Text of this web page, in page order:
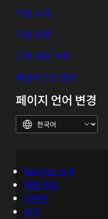
애플리케이션 플랫폼 기
수상 경력 을 갖춘 서비
기업 소개
기업 문화
고객 성공 사례
애널리스트 정보
페이지 언어 변경
Red Hat 소개